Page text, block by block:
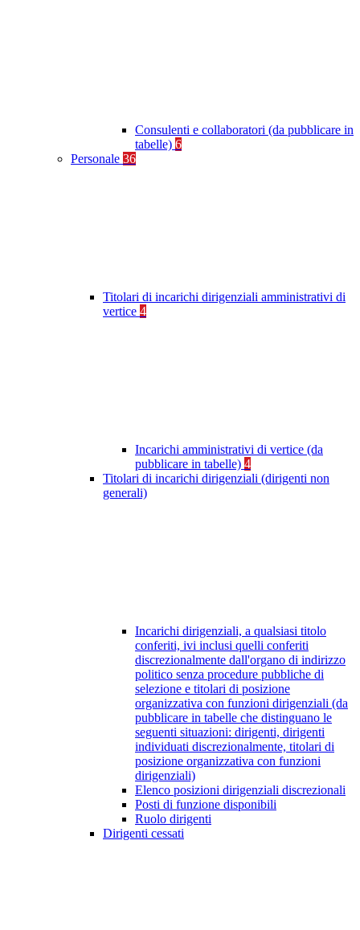
Consulenti e collaboratori (da pubblicare in
tabelle) 6
Personale 36
Titolari di incarichi dirigenziali amministrativi di
vertice 4
Incarichi amministrativi di vertice (da
pubblicare in tabelle) 4
Titolari di incarichi dirigenziali (dirigenti non
generali)
Incarichi dirigenziali, a qualsiasi titolo
conferiti, ivi inclusi quelli conferiti
discrezionalmente dall'organo di indirizzo
politico senza procedure pubbliche di
selezione e titolari di posizione
organizzativa con funzioni dirigenziali (da
pubblicare in tabelle che distinguano le
seguenti situazioni: dirigenti, dirigenti
individuati discrezionalmente, titolari di
posizione organizzativa con funzioni
dirigenziali)
Elenco posizioni dirigenziali discrezionali
Posti di funzione disponibili
Ruolo dirigenti
Dirigenti cessati